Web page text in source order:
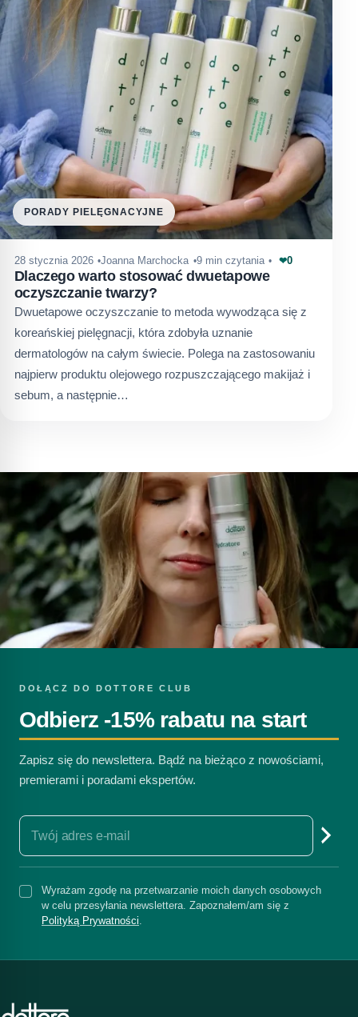
PORADY PIELĘGNACYJNE
28 stycznia 2026 Joanna Marchocka 9 min czytania ❤0
Dlaczego warto stosować dwuetapowe
oczyszczanie twarzy?
Dwuetapowe oczyszczanie to metoda wywodząca się z
koreańskiej pielęgnacji, która zdobyła uznanie
dermatologów na całym świecie. Polega na zastosowaniu
najpierw produktu olejowego rozpuszczającego makijaż i
sebum, a następnie…
DOŁĄCZ DO DOTTORE CLUB
Odbierz -15% rabatu na start
Zapisz się do newslettera. Bądź na bieżąco z nowościami,
premierami i poradami ekspertów.
Wyrażam zgodę na przetwarzanie moich danych osobowych
w celu przesyłania newslettera. Zapoznałem/am się z
Polityką Prywatności